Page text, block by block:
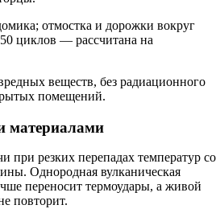
отмостка и дорожки вокруг
циклов — рассчитана на
веществ, без радиационного
помещений.
материалами
при резких перепадах температур со
Однородная вулканическая
переносит термоудары, а живой
повторит.